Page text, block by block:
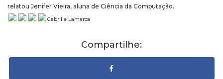
relatou Jenifer Vieira, aluna de Ciência da Computação.
Gabrille Lamarca
Compartilhe: